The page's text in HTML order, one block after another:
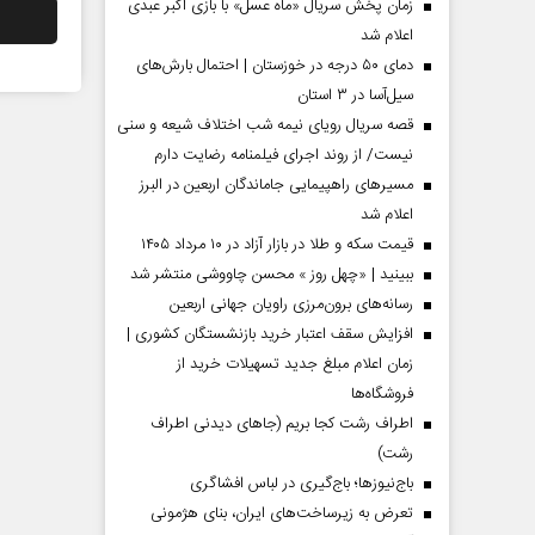
زمان پخش سریال «ماه عسل» با بازی اکبر عبدی
اعلام شد
دمای ۵۰ درجه در خوزستان | احتمال بارش‌های
سیل‌آسا در ۳ استان
قصه سریال رویای نیمه شب اختلاف شیعه و سنی
نیست/ از روند اجرای فیلمنامه رضایت دارم
مسیر‌های راهپیمایی جاماندگان اربعین در البرز
اعلام شد
قیمت سکه و طلا در بازار آزاد در ۱۰ مرداد ۱۴۰۵
ببینید | «چهل روز » محسن چاووشی منتشر شد
رسانه‌های برون‌مرزی راویان جهانی اربعین
افزایش سقف اعتبار خرید بازنشستگان کشوری |
زمان اعلام مبلغ جدید تسهیلات خرید از
فروشگاه‌ها
اطراف رشت کجا بریم (جاهای دیدنی اطراف
رشت)
باج‌نیوزها؛ باج‌گیری در لباس افشاگری
تعرض به زیرساخت‌های ایران، بنای هژمونی
صفحات نخست روزنامه ها‌ی‌سه‌شنبه ۶ مردادماه